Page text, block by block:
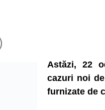
Astăzi, 22
cazuri noi
furnizate de